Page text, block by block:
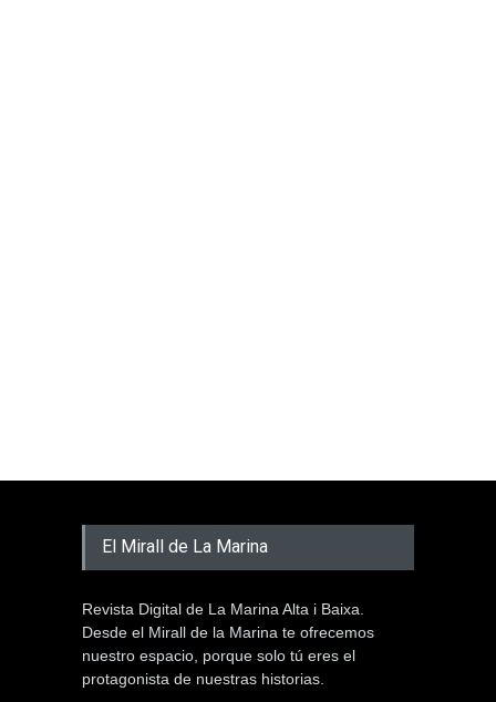
El Mirall de La Marina
Revista Digital de La Marina Alta i Baixa.
Desde el Mirall de la Marina te ofrecemos
nuestro espacio, porque solo tú eres el
protagonista de nuestras historias.